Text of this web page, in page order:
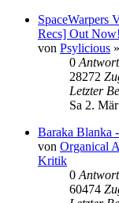
SpaceWarpers
Recs] Out Now!
von Psylicious »
0
28272
Letzter
Sa 2.
Baraka Blanka
von Organical
Kritik
0
60474